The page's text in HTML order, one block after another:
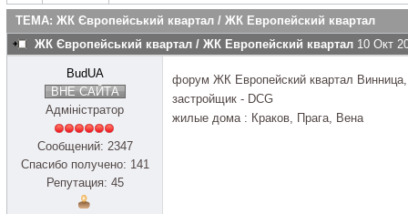
ТЕМА: ЖК Європейський квартал / ЖК Европейский квартал
ЖК Європейський квартал / ЖК Европейский квартал 10 Окт
BudUA
ВНЕ САЙТА
Адміністратор
Сообщений: 2347
Спасибо получено: 141
Репутация: 45
форум ЖК Европейский квартал
застройщик - DCG
жилые дома : Краков, Прага, Вена